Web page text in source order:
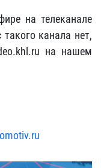
на телеканале
канала нет,
на нашем